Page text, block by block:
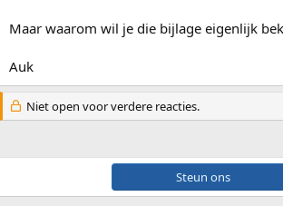
Maar waarom wil je die bijlage eigenlijk
Auk
Niet open voor verdere reacties.
Steun ons